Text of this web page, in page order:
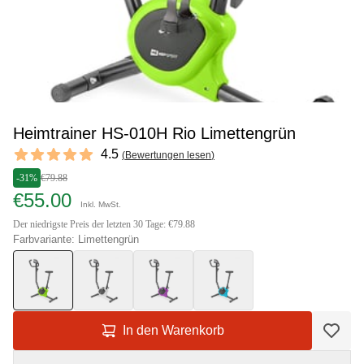
Heimtrainer HS-010H Rio Limettengrün
Reviews
4.5 out of 5 stars 4.5 (Bewertungen lesen)
-31% €79.88
€55.00 Inkl. MwSt.
Der niedrigste Preis der letzten 30 Tage: €79.88
Farbvariante: Limettengrün
In den Warenkorb